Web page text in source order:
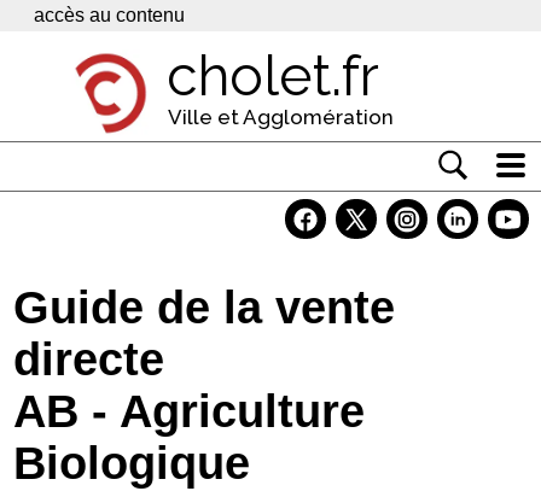
Panneau de gestion des cookies
accès au contenu
cholet.fr
Ville et Agglomération
Economie
Services
Contacts
Guide de la vente
directe
AB - Agriculture
Biologique